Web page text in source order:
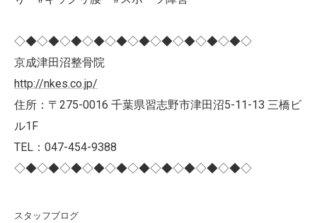
◇◆◇◆◇◆◇◆◇◆◇◆◇◆◇◆◇◆◇◆◇
京成津田沼整骨院
http://nkes.co.jp/
住所：〒275-0016 千葉県習志野市津田沼5-11-13 三橋ビ
ル1F
TEL：047-454-9388
◇◆◇◆◇◆◇◆◇◆◇◆◇◆◇◆◇◆◇◆◇
スタッフブログ